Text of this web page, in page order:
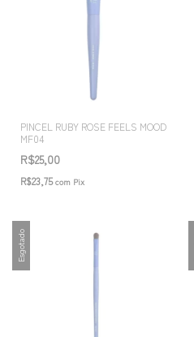
PINCEL RUBY ROSE FEELS MOOD
MF04
R$25,00
R$23,75com Pix
Esgotado